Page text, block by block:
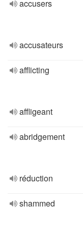
accusers
accusateurs
afflicting
affligeant
abridgement
réduction
shammed